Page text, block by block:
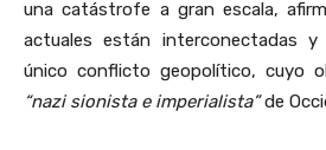
una catástrofe a gran escala,
actuales están interconectadas
único conflicto geopolítico, cuyo
“nazi sionista e imperialista”de